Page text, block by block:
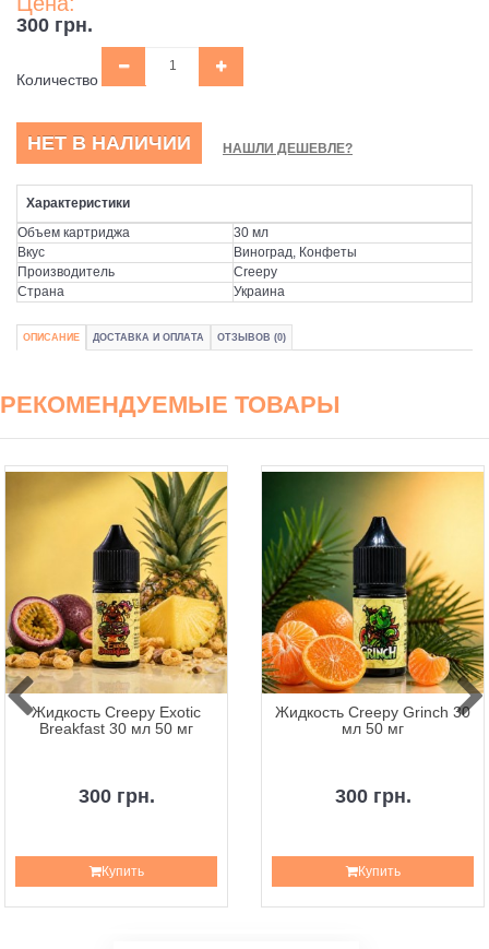
300 грн.
Количество
НЕТ В НАЛИЧИИ НАШЛИ ДЕШЕВЛЕ?
Характеристики
Объем картриджа
30 мл
Вкус
Виноград, Конфеты
Производитель
Creepy
Страна
Украина
ОПИСАНИЕ ДОСТАВКА И ОПЛАТА ОТЗЫВОВ (0)
РЕКОМЕНДУЕМЫЕ ТОВАРЫ
Жидкость Creepy Exotic
Breakfast 30 мл 50 мг
300 грн.
Купить
Жидкость Creepy Grinch 30
мл 50 мг
300 грн.
Купить